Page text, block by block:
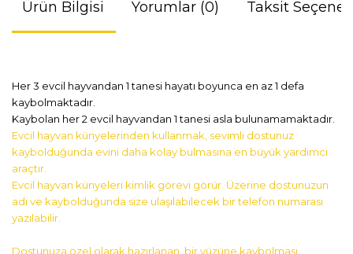
Ürün Bilgisi Yorumlar (0) Taksit
Her 3 evcil hayvandan 1 tanesi hayatı boyunca en az 1 defa
kaybolmaktadır.
Kaybolan her 2 evcil hayvandan 1 tanesi asla bulunamamaktadır.
Evcil hayvan künyelerinden kullanmak, sevimli dostunuz
kaybolduğunda evini daha kolay bulmasına en büyük yardımcı
araçtır.
Evcil hayvan künyeleri kimlik görevi görür. Üzerine dostunuzun
adı ve kaybolduğunda size ulaşılabilecek bir telefon numarası
yazılabilir.
Dostunuza özel olarak hazırlanan, bir yüzüne kaybolması